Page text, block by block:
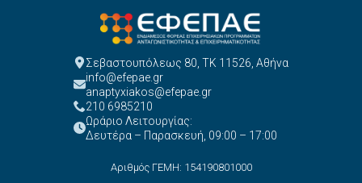
Σεβαστουπόλεως 80, ΤΚ 11526, Αθήνα
info@efepae.gr
anaptyxiakos@efepae.gr
210 6985210
Ωράριο Λειτουργίας:
Δευτέρα – Παρασκευή, 09:00 – 17:00
Αριθμός ΓΕΜΗ: 154190801000